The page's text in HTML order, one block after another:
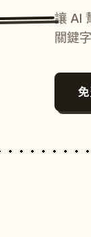
讓 AI
關鍵